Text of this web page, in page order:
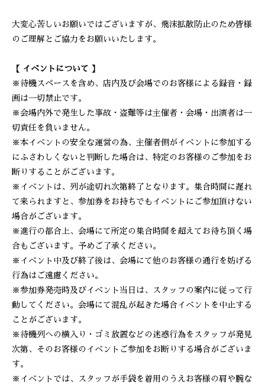
大変心苦しいお願いではございますが、飛沫拡散防止のため皆様
のご理解とご協力をお願いいたします。
【 イベントについて 】
※待機スペースを含め、店内及び会場でのお客様による録音・録
画は一切禁止です。
※会場内外で発生した事故・盗難等は主催者・会場・出演者は一
切責任を負いません。
※本イベントの安全な運営の為、主催者側がイベントに参加する
にふさわしくないと判断した場合は、特定のお客様のご参加をお
断りすることがございます。
※イベントは、列が途切れ次第終了となります。集合時間に遅れ
て来られますと、参加券をお持ちでもイベントにご参加頂けない
場合がございます。
※進行の都合上、会場にて所定の集合時間を超えてお待ち頂く場
合もございます。予めご了承ください。
※イベント中及び終了後は、会場にて他のお客様の通行を妨げる
行為はご遠慮ください。
※参加券発売時及びイベント当日は、スタッフの案内に従って行
動してください。会場にて混乱が起きた場合イベントを中止する
ことがございます。
※待機列への横入り・ゴミ放置などの迷惑行為をスタッフが発見
次第、そのお客様のイベントご参加をお断りする場合がございま
す。
※イベントでは、スタッフが手袋を着用のうえお客様の肩や腕な